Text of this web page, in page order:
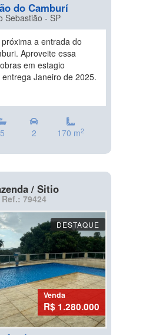
do Camburí
Sebastião - SP
a entrada do
Aproveite essa
em estagio
Janeiro de 2025.
5 2 170 m2
/ Sitio
Ref.: 79424
DESTAQUE
Venda
R$ 1.280.000